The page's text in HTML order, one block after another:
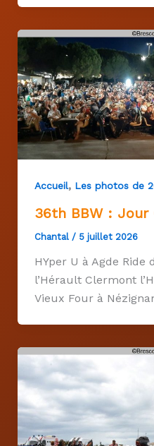
Accueil, Les photos de
36th BBW : Jour
Chantal / 5 juillet 2026
HYper U à Agde Ride
l’Hérault Clermont
Vieux Four à